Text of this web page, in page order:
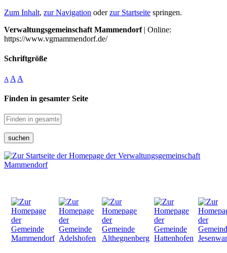
Zum Inhalt, zur Navigation oderzur Startseite springen.
Verwaltungsgemeinschaft Mammendorf| Online:
https://www.vgmammendorf.de/
Schriftgröße
A A A
Finden in gesamter Seite
suchen